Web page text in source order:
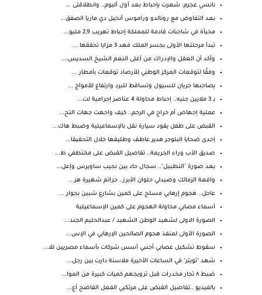
نانسي عجرم: شعرت بإحباط بعد أول ألبوم.. وانطلاقتى ...
بعد التفاوض مع رونالدو وراموس أنخيل دي ماريا الصفق...
مخبأة في شاحنات قادمة للمملكة إحباط تهريب 2,9 مليو...
تبدأ مرحلتها الأولى بجسر الملك فهد 3 مزايا تحققها ...
وأكد أن العقل والإدراك من أغلى النعم الشيخ السديس:...
وفقًا لتوقعات المركز الوطني للأرصاد توقعات بأمطار ...
يصاحبها جريان للسيول وتساقط للبرد وارتفاع للأمواج ...
بـ 3 ملايين جنيه.. إحباط محاولة 4 عناصر إجرامية لت...
عملية إجهاض أم خراج في الرحم.. كيف واجهت جهات التح...
القبض على طفل يقود سيارة نقل بالإسماعيلية وضبط هاك...
إحدى ضحايا البلوجر هدير عاطف وطليقها خلال التحقيقا...
صديق الأب وراء الجريمة.. تفاصيل القبض على مختطفي ط...
بعد صورة "التطبيل".. سجال حاد بين نجيب ساويرس وإعل...
واقعة الزمالك وصيدلي حلوان الأبرز.. جرائم شهيرة هز...
عاجل.. هجوم إرهابي مسلح على كمين بشارع شبين بجوار ...
أسماء مصابي محاولة الهجوم على كمين الإسماعيلية
الصورة الاولى لشهيد الوطن الشهيد / عبدالحليم الجند...
الصورة الأولى لمنفذ هجوم الصالحين الإرهابي في الإس...
سقوط تشكيل عصابي أجنبي أسس شركات بأسماء مصريين للا...
شهد "تويتر" في الساعات الأخيرة ملاسنة دارت بين رجل...
ضبط ٨ تجار مخدرات قبل ترويجهم كميات كبيرة من الموا...
بالفيديو ..تفاصيل القبض على مرتكبي الفعل الفاضح أع...